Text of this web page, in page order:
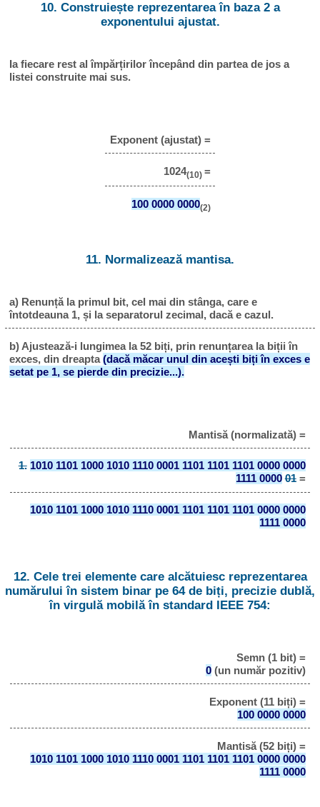
10. Construiește reprezentarea în baza 2 a
exponentului ajustat.
Ia fiecare rest al împărțirilor începând din partea de jos a
listei construite mai sus.
Exponent (ajustat) =
1024(10) =
100 0000 0000(2)
11. Normalizează mantisa.
a) Renunță la primul bit, cel mai din stânga, care e
întotdeauna 1, și la separatorul zecimal, dacă e cazul.
b) Ajustează-i lungimea la 52 biți, prin renunțarea la biții în
exces, din dreapta(dacă măcar unul din acești biți în exces e
setat pe 1, se pierde din precizie...).
Mantisă (normalizată) =
1. 1010 1101 1000 1010 1110 0001 1101 1101 1101 0000 0000
1111 0000 01=
1010 1101 1000 1010 1110 0001 1101 1101 1101 0000 0000
1111 0000
12. Cele trei elemente care alcătuiesc reprezentarea
numărului în sistem binar pe 64 de biți, precizie dublă,
în virgulă mobilă în standard IEEE 754:
Semn (1 bit) =
0(un număr pozitiv)
Exponent (11 biți) =
100 0000 0000
Mantisă (52 biți) =
1010 1101 1000 1010 1110 0001 1101 1101 1101 0000 0000
1111 0000